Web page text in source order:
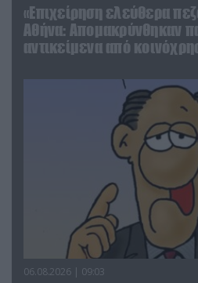
«Επιχείρηση ελεύθερα
Αθήνα: Απομακρύνθηκαν
αντικείμενα από
06.08.2026 | 09:03